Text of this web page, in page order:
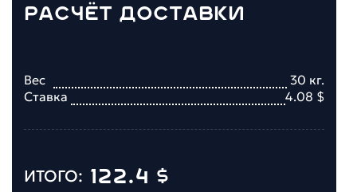
РАСЧЁТ ДОСТАВКИ
Вес 30 кг.
Ставка
4.08 $
ИТОГО: 122.4 $